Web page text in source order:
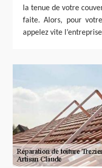
la tenue de votre
faite. Alors, pour
appelez vite